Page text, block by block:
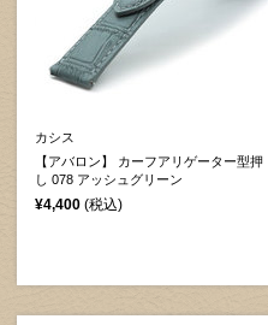
カシス
【アバロン】 カーフアリゲーター型押
し 078 アッシュグリーン
¥4,400 (税込)